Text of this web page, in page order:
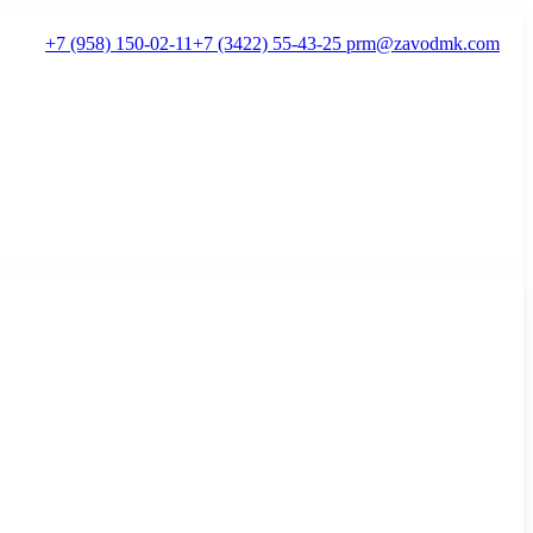
+7 (958) 150-02-11+7 (3422) 55-43-25 prm@zavodmk.com